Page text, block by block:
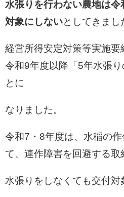
水張りを行わない農地は
対象にしないとしてきまし
経営所得安定対策等実施要
令和9年度以降「5年水張
とに
なりました。
令和7・8年度は、水稲の
て、連作障害を回避する取
水張りをしなくても交付対